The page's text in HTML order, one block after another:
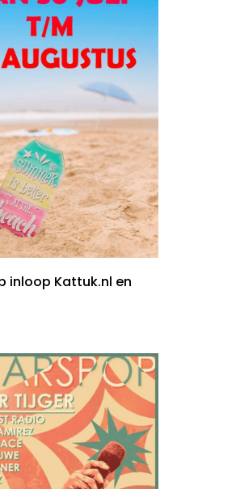
inloop Kattuk.nl en